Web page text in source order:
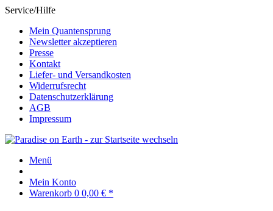
Service/Hilfe
Mein Quantensprung
Newsletter akzeptieren
Presse
Kontakt
Liefer- und Versandkosten
Widerrufsrecht
Datenschutzerklärung
AGB
Impressum
Menü
Mein Konto
Warenkorb 0 0,00 € *